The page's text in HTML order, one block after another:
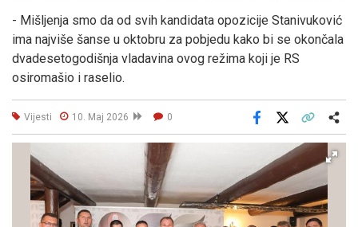
- Mišljenja smo da od svih kandidata opozicije Stanivuković
ima najviše šanse u oktobru za pobjedu kako bi se okončala
dvadesetogodišnja vladavina ovog režima koji je RS
osiromašio i raselio.
Vijesti 10. Maj 2026 0
Facebook